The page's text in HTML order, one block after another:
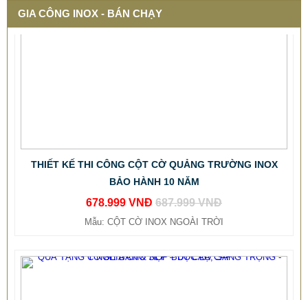
GIA CÔNG INOX - BÁN CHẠY
BẢO HÀNH 10 NĂM
678.999 VNĐ 687.999 VNĐ